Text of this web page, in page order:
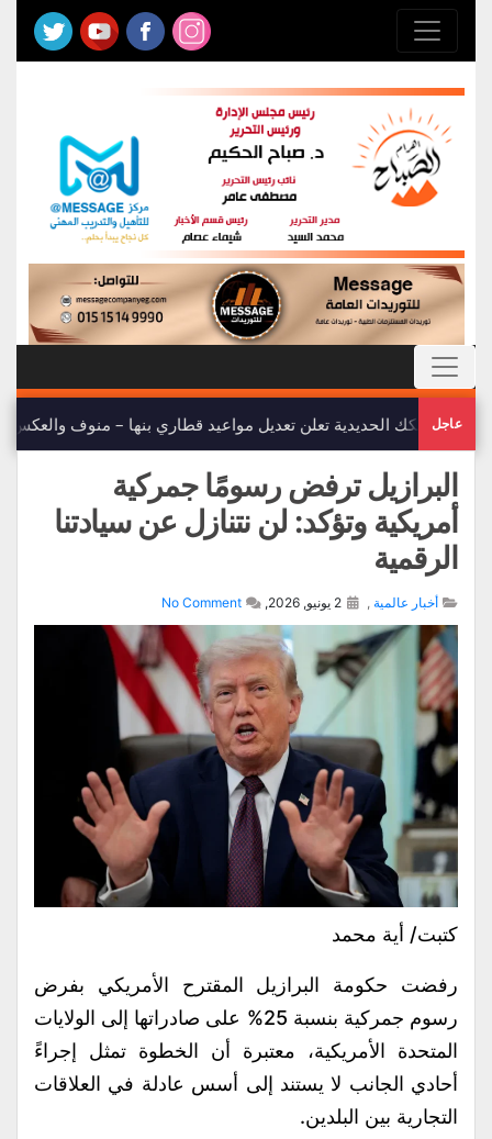
عاجل
هيئة السكك الحديدية تعلن تعديل مواعيد قطاري بنها – منوف والعكس
البرازيل ترفض رسومًا جمركية
أمريكية وتؤكد: لن نتنازل عن سيادتنا
الرقمية
أخبار عالمية ,
No Comment
كتبت/ أية محمد
رفضت حكومة البرازيل المقترح الأمريكي بفرض
رسوم جمركية بنسبة 25% على صادراتها إلى الولايات
المتحدة الأمريكية، معتبرة أن الخطوة تمثل إجراءً
أحادي الجانب لا يستند إلى أسس عادلة في العلاقات
التجارية بين البلدين.